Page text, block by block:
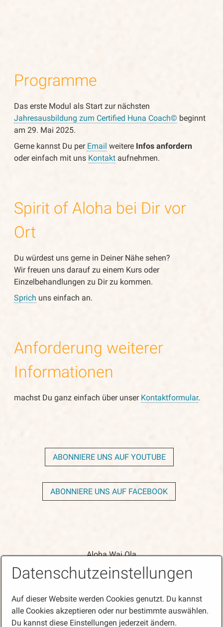
Programme
Das erste Modul als Start zur nächsten
Jahresausbildung zum Certified Huna Coach© beginnt
am 29. Mai 2025.
Gerne kannst Du per Email weitere Infos anfordern
oder einfach mit uns Kontakt aufnehmen.
Spirit of Aloha bei Dir vor
Ort
Du würdest uns gerne in Deiner Nähe sehen?
Wir freuen uns darauf zu einem Kurs oder
Einzelbehandlungen zu Dir zu kommen.
Sprich uns einfach an.
Anforderung weiterer
Informationen
machst Du ganz einfach über unser Kontaktformular.
ABONNIERE UNS AUF YOUTUBE
ABONNIERE UNS AUF FACEBOOK
Aloha Wai Ola
Startseite Kontakt
Impressum
Datenschutzeinstellungen
Auf dieser Website werden Cookies genutzt. Du kannst
alle Cookies akzeptieren oder nur bestimmte auswählen.
Du kannst diese Einstellungen jederzeit ändern.